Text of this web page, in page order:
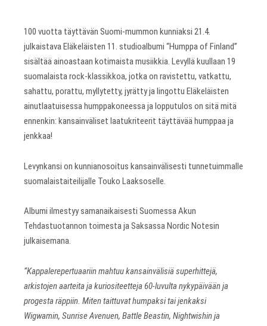
100 vuotta täyttävän Suomi-mummon kunniaksi 21.4.
julkaistava Eläkeläisten 11. studioalbumi “Humppa of Finland”
sisältää ainoastaan kotimaista musiikkia. Levyllä kuullaan 19
suomalaista rock-klassikkoa, jotka on ravistettu, vatkattu,
sahattu, porattu, myllytetty, jyrätty ja lingottu Eläkeläisten
ainutlaatuisessa humppakoneessa ja lopputulos on sitä mitä
ennenkin: kansainväliset laatukriteerit täyttävää humppaa ja
jenkkaa!
Levynkansi on kunnianosoitus kansainvälisesti tunnetuimmalle
suomalaistaiteilijalle Touko Laaksoselle.
Albumi ilmestyy samanaikaisesti Suomessa Akun
Tehdastuotannon toimesta ja Saksassa Nordic Notesin
julkaisemana.
“Kappalerepertuaariin mahtuu kansainvälisiä superhittejä,
arkistojen aarteita ja kuriositeetteja 60-luvulta nykypäivään ja
progesta räppiin. Miten taittuvat humpaksi tai jenkaksi
Wigwamin, Sunrise Avenuen, Battle Beastin, Nightwishin ja